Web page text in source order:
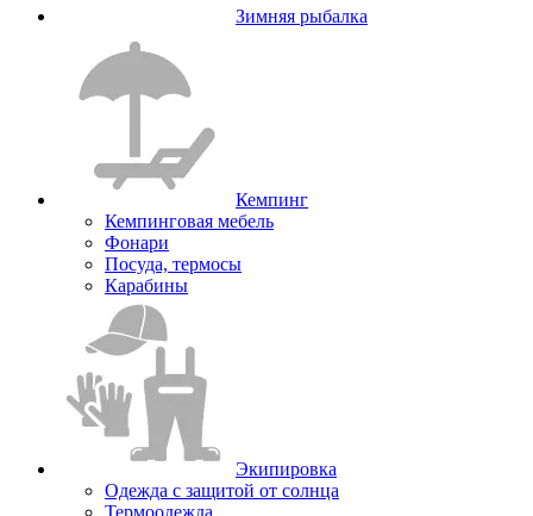
Зимняя рыбалка
Кемпинг
Кемпинговая мебель
Фонари
Посуда, термосы
Карабины
Экипировка
Одежда с защитой от солнца
Термоодежда